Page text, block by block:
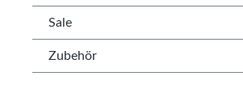
Sale
Zubehör